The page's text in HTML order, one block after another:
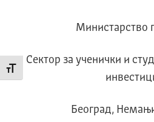
Промени величину слова
Министарство
Сектор за ученички и
Београд,